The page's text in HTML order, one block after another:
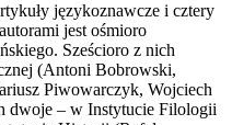
językoznawcze i cztery
jest ośmioro
Sześcioro z nich
(Antoni Bobrowski,
Piwowarczyk, Wojciech
dwoje – w Instytucie Filologii